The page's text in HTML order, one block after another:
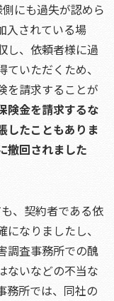
にも過失が認めら
入されている場
し、依頼者様に過
いただくため、
を請求することが
険金を請求するな
したこともありま
撤回されました
、契約者である依
なりましたし、
調査事務所での醜
ないなどの不当な
務所では、同社の